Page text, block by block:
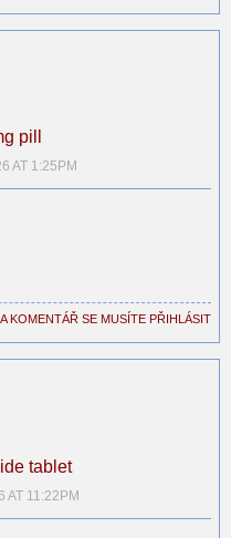
pill
AT 1:25PM
KOMENTÁŘ SE MUSÍTE PŘIHLÁSIT
tablet
AT 11:22PM